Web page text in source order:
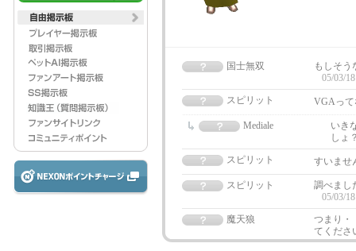
国士無双
もしそ
05/03/
スピリット
VGAっ
Mediale
いき
しょ
スピリット
すいませ
スピリット
調べまし
05/03/
魔天狼
つまり・
てくださ